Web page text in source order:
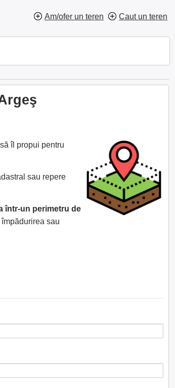
Am/ofer un teren Caut un teren
îl propui pentru
sau repere
într-un perimetru de
sau